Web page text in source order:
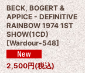
BECK, BOGERT &
APPICE - DEFINITIVE
RAINBOW 1974 1ST
SHOW(1CD)
[Wardour-548]
2,500円(税込)